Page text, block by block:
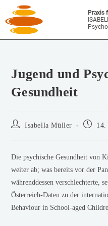
Praxis
Jugend und
Gesundheit
Isabella Müller 14.
Die psychische Gesundheit von
weiter ab; was bereits vor der
währenddessen verschlechterte,
Österreich-Daten zu der
Behaviour in School-aged